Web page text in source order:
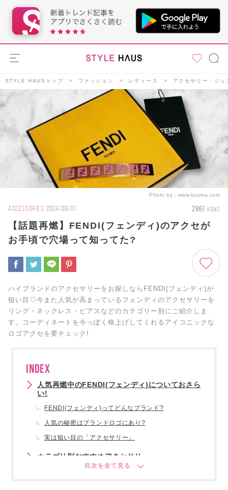
STYLE HAUSトップ ファッション レディース アクセサリー・ジュ
Photo by： www.buyma.com
ACCESSORIES 2024/09/01 2861 VIEWS
【話題再燃】FENDI(フェンディ)のアクセが
お手頃で穴場って知ってた?
ハイブランドのアクセサリーをお探しならFENDI(フェンディ)が
狙い目♡今また人気が高まっているフェンディのアクセサリーを
リング・ネックレス・ピアスなどのカテゴリー別にご紹介しま
す。コーディネートを今っぽく格上げしてくれるアイコニックな
ロゴアクセを要チェック!
INDEX
人気再燃中のFENDI(フェンディ)についておさら
い!
FENDI(フェンディ)ってどんなブランド?
人気の秘密はブランドロゴにあり?
実は狙い目の「アクセサリー」
カテゴリ別おすすめアクセサリー
大ぶりデザインが目を引く「リング」